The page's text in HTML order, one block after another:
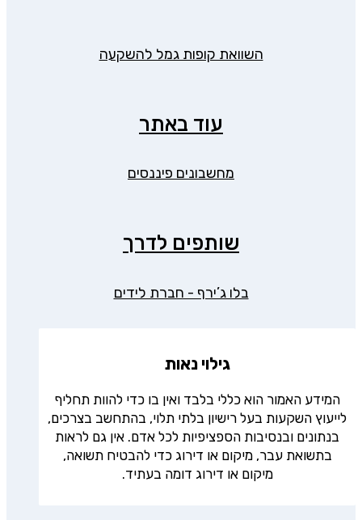
השוואת קופות גמל להשקעה
עוד באתר
מחשבונים פיננסים
שותפים לדרך
בלו ג’ירף - חברת לידים
גילוי נאות
המידע האמור הוא כללי בלבד ואין בו כדי להוות תחליף
לייעוץ השקעות בעל רישיון בלתי תלוי, בהתחשב בצרכים,
בנתונים ובנסיבות הספציפיות לכל אדם. אין גם לראות
בתשואת עבר, מיקום או דירוג כדי להבטיח תשואה,
מיקום או דירוג דומה בעתיד.